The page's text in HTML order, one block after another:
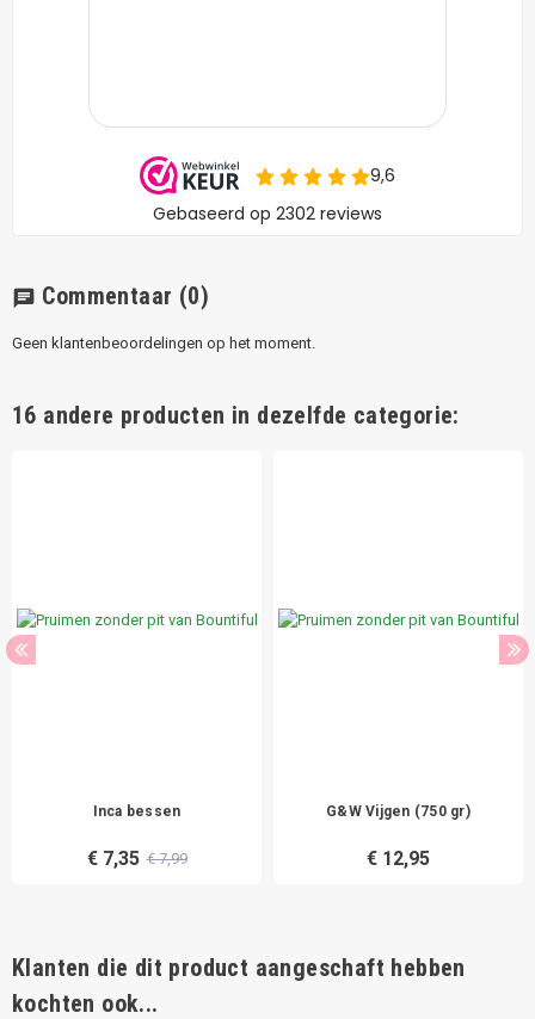
chat Commentaar (0)
Geen klantenbeoordelingen op het moment.
16 andere producten in dezelfde categorie:
Inca bessen
€ 7,35 € 7,99
G&W Vijgen (750 gr)
€ 12,95
Klanten die dit product aangeschaft hebben
kochten ook...